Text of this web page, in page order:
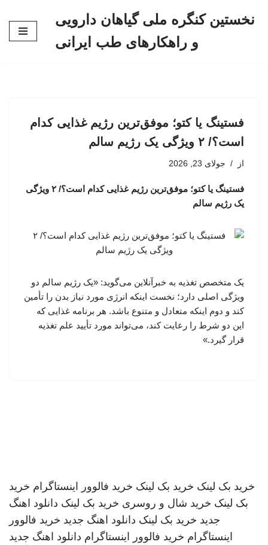
نخستین کنگره ملی گیاهان دارویی
و راهکارهای طب ایرانی
فستینگ یا کتو؛ موفق‌ترین رژیم غذایی کدام
است؟/ ۲ ویژگی یک رژیم سالم
از جولای 23, 2026
فستینگ یا کتو؛ موفق‌ترین رژیم غذایی کدام است؟/ ۲ ویژگی
یک رژیم سالم
یک متخصص تغذیه به خبرآنلاین می‌گوید: «یک رژیم سالم دو
ویژگی اصلی دارد؛ نخست اینکه انرژی مورد نیاز بدن را تأمین
کند و دوم اینکه متعادل و متنوع باشد. هر برنامه غذایی که
این دو شرط را رعایت کند، می‌تواند مورد تأیید علم تغذیه
قرار گیرد.»
خرید بک لینک خرید بک لینک خرید فالوور اینستاگرام خرید
بک لینک خرید شال و روسری خرید بک لینک دانلود اهنگ
جدید خرید بک لینک دانلود اهنگ جدید خرید فالوور
اینستاگرام خرید فالوور اینستاگرام دانلود اهنگ جدید